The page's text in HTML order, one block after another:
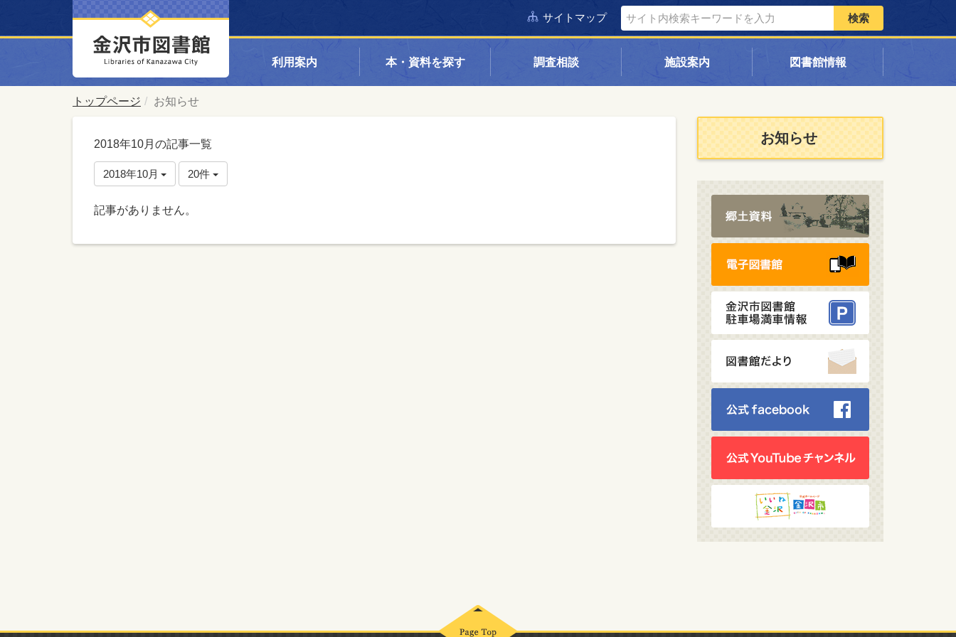
サイトマップ 検索
利用案内 本・資料を探す 調査相談 施設案内 図書館情報
トップページ お知らせ
2018年10月の記事一覧
2018年10月 20件
記事がありません。
お知らせ